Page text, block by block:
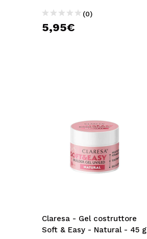
(0)
5,95€
Claresa - Gel costruttore
Soft & Easy - Natural - 45 g